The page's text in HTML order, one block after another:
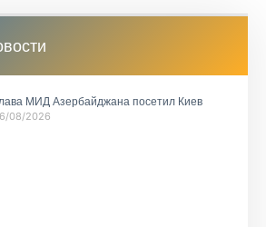
МИД Азербайджана посетил Киев
08/2026